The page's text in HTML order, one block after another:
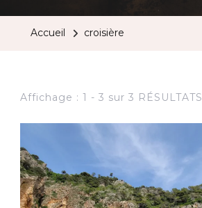
Accueil croisière
Affichage : 1 - 3 sur 3 RÉSULTATS